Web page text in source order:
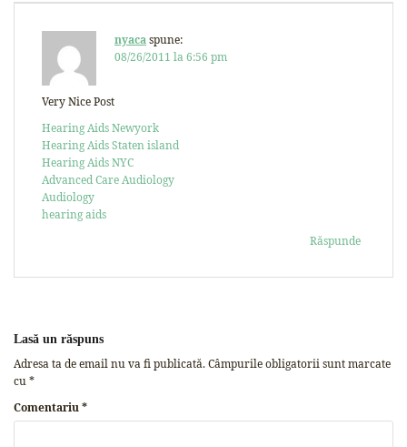
nyacaspune:
08/26/2011 la 6:56 pm
Very Nice Post
Hearing Aids Newyork
Hearing Aids Staten island
Hearing Aids NYC
Advanced Care Audiology
Audiology
hearing aids
Răspunde
Lasă un răspuns
Adresa ta de email nu va fi publicată.Câmpurile obligatorii sunt marcate
cu*
Comentariu*